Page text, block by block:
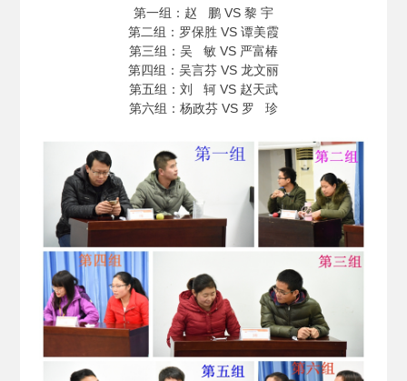
第一组：赵 鹏 VS 黎 宇
第二组：罗保胜 VS 谭美霞
第三组：吴 敏 VS 严富椿
第四组：吴言芬 VS 龙文丽
第五组：刘 轲 VS 赵天武
第六组：杨政芬 VS 罗 珍